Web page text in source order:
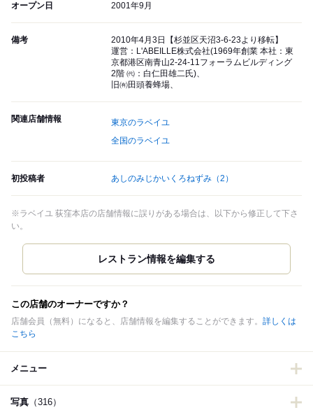
オープン日 2001年9月
備考
2010年4月3日【杉並区天沼3-6-23より移転】
運営：L'ABEILLE株式会社(1969年創業 本社：東
京都港区南青山2-24-11フォーラムビルディング
2階 ㈹：白仁田雄二氏)、
旧㈲田頭養蜂場、
関連店舗情報
東京のラベイユ
全国のラベイユ
初投稿者 あしのみじかいくろねずみ （2）
※ラベイユ 荻窪本店の店舗情報に誤りがある場合は、以下から修正して下さ
い。
この店舗のオーナーですか？
店舗会員（無料）になると、店舗情報を編集することができます。 詳しくは
こちら
メニュー
写真 （316）